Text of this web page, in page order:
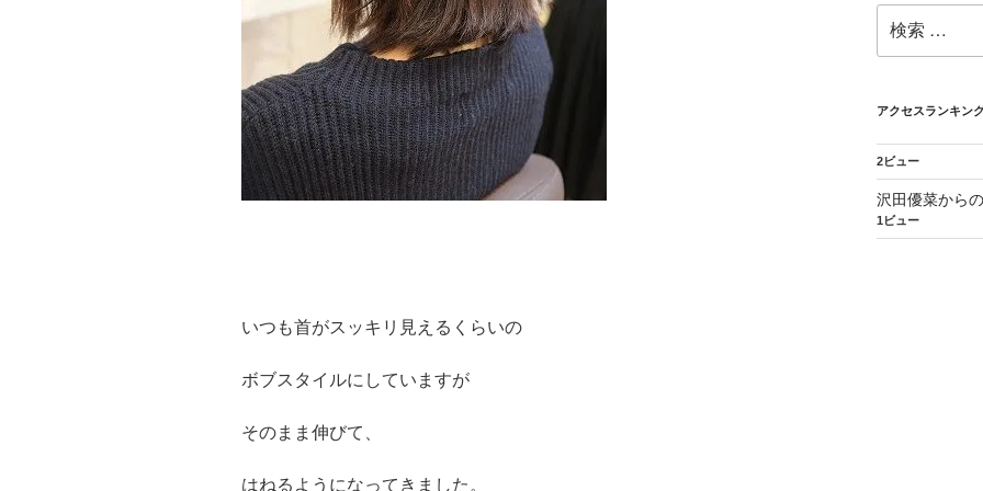
いつも首がスッキリ見えるくらいの
ボブスタイルにしていますが
そのまま伸びて、
はねるようになってきました。
索:
アクセスランキン
2ビュー
沢田優菜から
1ビュー